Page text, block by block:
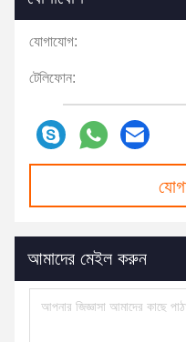
যোগাযোগ:
টেলিফোন:
আমাদের মেইল ​​করুন